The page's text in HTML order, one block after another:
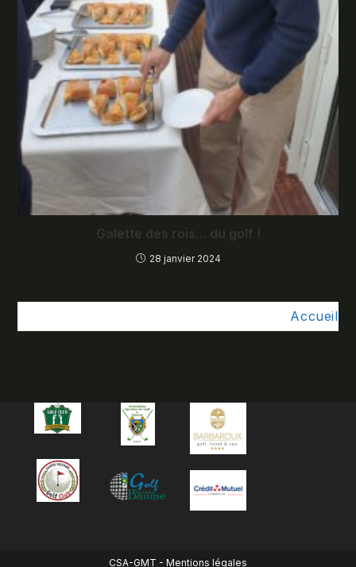
Galette des rois… du golf !
28 janvier 2024
Accueil
CSA-GMT - Mentions légales